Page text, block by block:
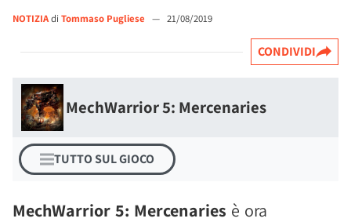
NOTIZIAdi Tommaso Pugliese — 21/08/2019
CONDIVIDI
MechWarrior 5: Mercenaries
TUTTO SUL GIOCO
MechWarrior 5: Mercenaries è ora